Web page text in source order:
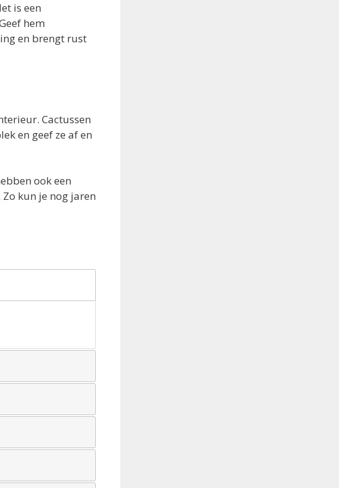
is een
hem
en brengt rust
Cactussen
en geef ze af en
ook een
kun je nog jaren